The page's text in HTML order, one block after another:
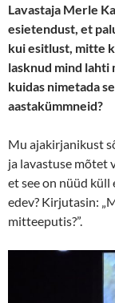
Lavastaja Merle
esietendust, et
kui esitlust, mitte
lasknud mind lahti
kuidas nimetada
aastakümmneid?
Mu ajakirjanikust
ja lavastuse mõtet
et see on nüüd küll
edev? Kirjutasin:
mitteeputis?”.